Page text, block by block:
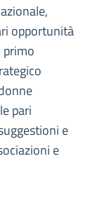
opportunità
primo
pari
e
e